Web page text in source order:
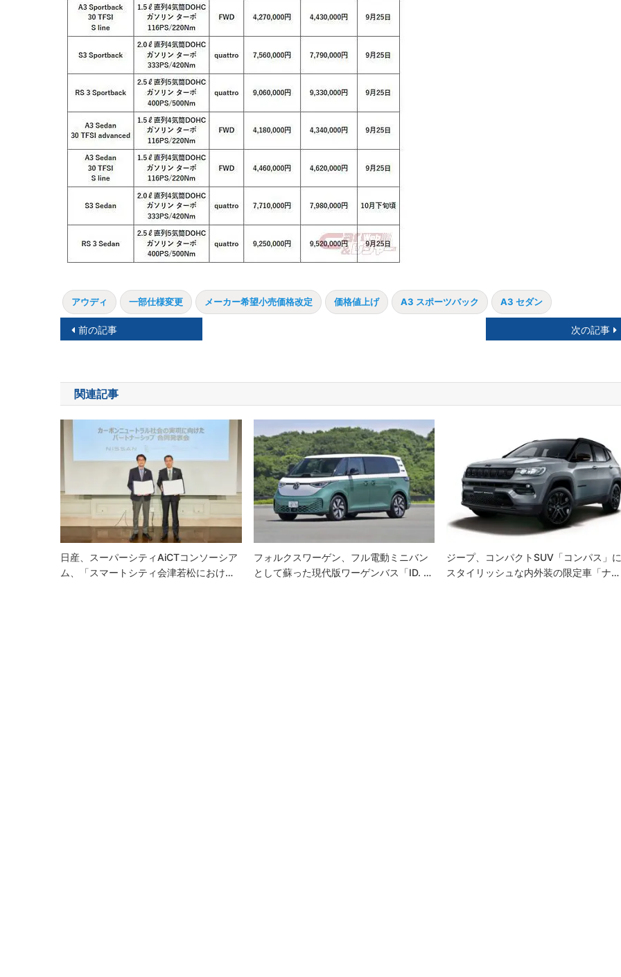
アウディ 一部仕様変更 メーカー希望小売価格改定 価格値上げ A3 スポーツバック A3 セダン
投
ナ
ビ
ゲ
ー
シ
ョ
ン
前の記事 次の記事
関連記事
日産、スーパーシティAiCTコンソーシア
ム、「スマートシティ会津若松におけ…
フォルクスワーゲン、フル電動ミニバン
として蘇った現代版ワーゲンバス「ID. …
ジープ、コンパクトSUV「コンパス」
スタイリッシュな内外装の限定車「ナ…